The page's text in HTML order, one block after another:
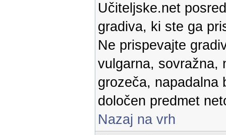
Učiteljske.net
gradiva, ki ste ga
Ne prispevajte
vulgarna, sovražna,
grozeča, napadalna
določen predmet
Nazaj na vrh